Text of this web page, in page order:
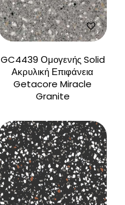
GC4439 Ομογενής Solid
Ακρυλική Επιφάνεια
Getacore Miracle
Granite